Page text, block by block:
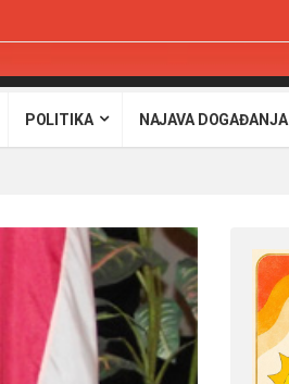
POLITIKA NAJAVA DOGAĐANJA